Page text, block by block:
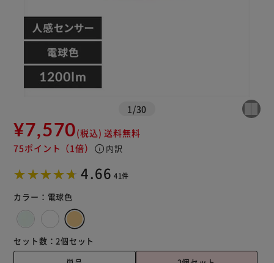
1 /30
¥7,570(税込) 送料無料
75ポイント （1倍） info 内訳
4.66 41件
カラー： 電球色
セット数： 2個セット
※ご確認ください
カートに入れる